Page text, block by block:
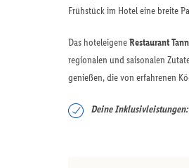
Frühstück im Hotel eine breite
Das hoteleigeneRestaurant
regionalen und saisonalen
genießen, die von erfahrenen
Deine Inklusivleistungen: